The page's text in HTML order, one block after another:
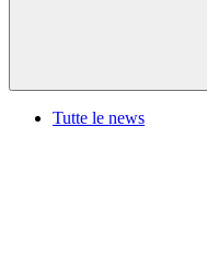
Tutte le news